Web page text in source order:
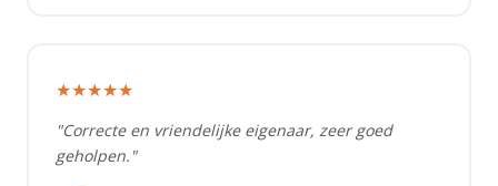
★★★★★
"Correcte en vriendelijke eigenaar, zeer goed
geholpen."